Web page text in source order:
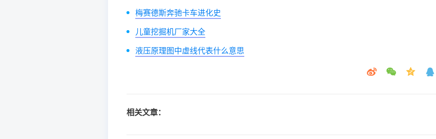
梅赛德斯奔驰卡车进化史
儿童挖掘机厂家大全
液压原理图中虚线代表什么意思
相关文章：